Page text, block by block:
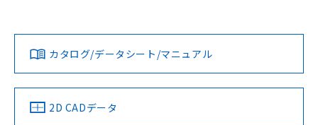
対応済み
中国 RoHS 注意事項・凡例
LR型式承認
（イギリス
船舶規格）
DNV型式承認
（ノルウェー
BV型式承認
（フランス
KR型式
（韓国
カタログ/データシート/マニュアル
2D CADデータ